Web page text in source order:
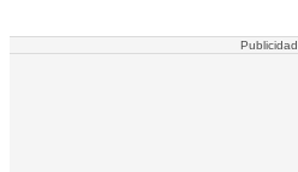
Publicidad